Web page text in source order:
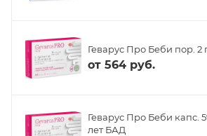
Геварус Про Беби пор.
от 564 руб.
Геварус Про Беби капс.
лет БАД